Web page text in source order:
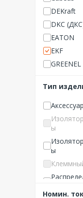
DEKraft
DKC
EATON
EKF
GREENEL
IEK (ИЭК)
ITK
Legrand
Navigator
NO
ование
Phoenix
REXANT
Rittal
Тип
ы
ы
Номин.